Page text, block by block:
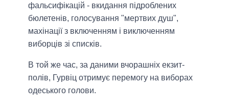
фальсифікацій - вкидання підроблених
бюлетенів, голосування "мертвих душ",
махінації з включенням і виключенням
виборців зі списків.
В той же час, за даними вчорашніх екзит-
полів, Гурвіц отримує перемогу на виборах
одеського голови.